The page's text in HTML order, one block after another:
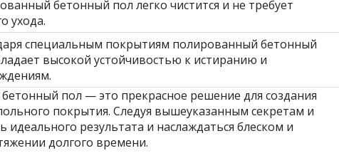
бетонный пол легко чистится и не требует
ухода.
специальным покрытиям полированный бетонный
высокой устойчивостью к истиранию и
пол — это прекрасное решение для создания
покрытия. Следуя вышеуказанным секретам и
результата и наслаждаться блеском и
долгого времени.